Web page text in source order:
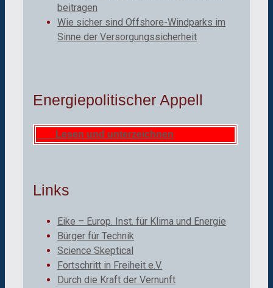
beitragen
Wie sicher sind Offshore-Windparks im
Sinne der Versorgungssicherheit
Energiepolitischer Appell
Lesen und unterzeichnen
Links
Eike – Europ. Inst. für Klima und Energie
Bürger für Technik
Science Skeptical
Fortschritt in Freiheit e.V.
Durch die Kraft der Vernunft